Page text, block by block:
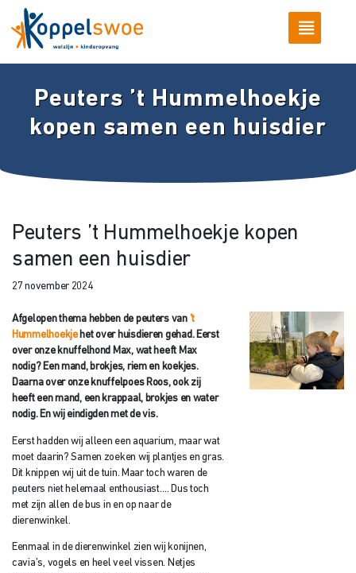
Peuters ’t Hummelhoekje
kopen samen een huisdier
Peuters ’t Hummelhoekje kopen
samen een huisdier
27 november 2024
Afgelopen thema hebben de peuters van ’t
Hummelhoekjehet over huisdieren gehad. Eerst
over onze knuffelhond Max, wat heeft Max
nodig? Een mand, brokjes, riem en koekjes.
Daarna over onze knuffelpoes Roos, ook zij
heeft een mand, een krappaal, brokjes en water
nodig. En wij eindigden met de vis.
Eerst hadden wij alleen een aquarium, maar wat
moet daarin? Samen zoeken wij plantjes en gras.
Dit knippen wij uit de tuin. Maar toch waren de
peuters niet helemaal enthousiast…. Dus toch
met zijn allen de bus in en op naar de
dierenwinkel.
Eenmaal in de dierenwinkel zien wij konijnen,
cavia’s, vogels en heel veel vissen. Netjes